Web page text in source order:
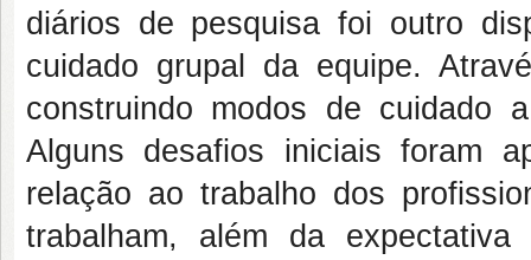
diários de pesquisa foi outro
cuidado grupal da equipe.
construindo modos de cuidado
Alguns desafios iniciais foram
relação ao trabalho dos
trabalham, além da